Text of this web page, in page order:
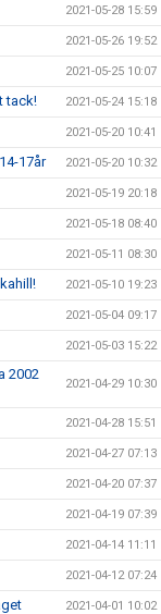
2021-05-28 15:59
2021-05-26 19:52
2021-05-25 10:07
tack! 2021-05-24 15:18
2021-05-20 10:41
17år 2021-05-20 10:32
2021-05-19 20:18
2021-05-18 08:40
2021-05-11 08:30
2021-05-10 19:23
2021-05-04 09:17
2021-05-03 15:22
2002
2021-04-29 10:30
2021-04-28 15:51
2021-04-27 07:13
2021-04-20 07:37
2021-04-19 07:39
2021-04-14 11:11
2021-04-12 07:24
2021-04-01 10:02